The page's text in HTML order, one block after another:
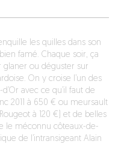
les quilles dans son
famé. Chaque soir, ça
glaner ou déguster sur
On y croise l’un des
avec ce qu’il faut de
2011 à 650 € ou meursault
à 120 €) et de belles
le méconnu côteaux-de-
de l’intransigeant Alain